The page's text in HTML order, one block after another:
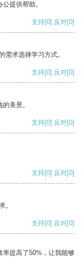
提供帮助。
支持[0] 反对[0]
需求选择学习方式。
支持[0] 反对[0]
美景。
支持[0] 反对[0]
支持[0] 反对[0]
。
支持[0] 反对[0]
率提高了50%，让我能够